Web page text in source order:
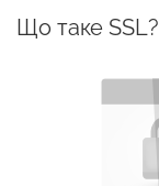
Що таке SSL?